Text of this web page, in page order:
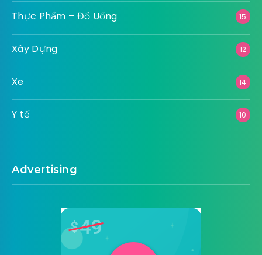
Thực Phẩm – Đồ Uống 15
Xây Dựng 12
Xe 14
Y tế 10
Advertising